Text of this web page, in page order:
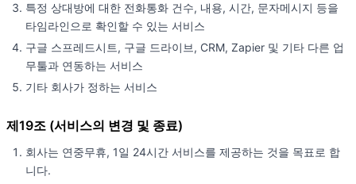
특정 상대방에 대한 전화통화 건수, 내용, 시간, 문자메시지 등을
타임라인으로 확인할 수 있는 서비스
구글 스프레드시트, 구글 드라이브, CRM, Zapier 및 기타 다른 업
무툴과 연동하는 서비스
기타 회사가 정하는 서비스
제19조 (서비스의 변경 및 종료)
회사는 연중무휴, 1일 24시간 서비스를 제공하는 것을 목표로 합
니다.